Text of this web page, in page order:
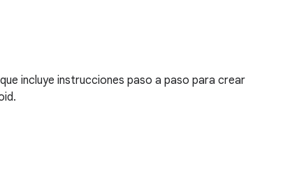
incluye instrucciones paso a paso para crear